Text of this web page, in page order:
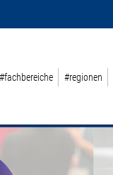
#fachbereiche #regionen